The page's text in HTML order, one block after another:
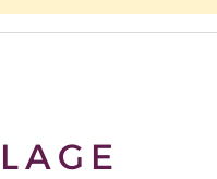
LAGE